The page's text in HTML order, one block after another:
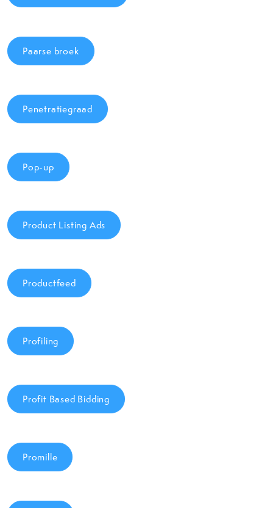
Paarse broek
Penetratiegraad
Pop-up
Product Listing Ads
Productfeed
Profiling
Profit Based Bidding
Promille